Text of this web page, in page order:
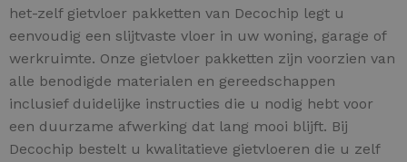
het-zelf gietvloer pakketten van Decochip legt u
eenvoudig een slijtvaste vloer in uw woning, garage of
werkruimte. Onze gietvloer pakketten zijn voorzien van
alle benodigde materialen en gereedschappen
inclusief duidelijke instructies die u nodig hebt voor
een duurzame afwerking dat lang mooi blijft. Bij
Decochip bestelt u kwalitatieve gietvloeren die u zelf